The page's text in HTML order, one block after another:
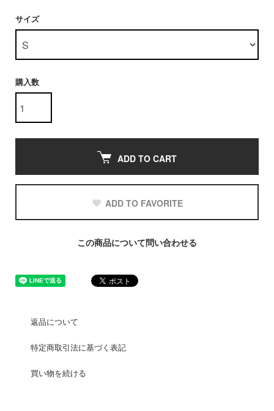
サイズ
購入数
ADD TO CART
ADD TO FAVORITE
この商品について問い合わせる
返品について
特定商取引法に基づく表記
買い物を続ける